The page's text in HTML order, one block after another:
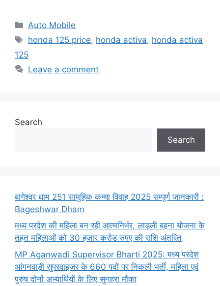
Categories
Auto Mobile
Tags
honda 125 price, honda activa, honda activa
125
Leave a comment
Search
Search
बागेश्वर धाम 251 सामूहिक कन्या विवाह 2025 सम्पूर्ण जानकारी :
Bageshwar Dham
मध्य प्रदेश की महिला बन रही आत्मनिर्भर, लाड़ली बहना योजना के
तहत महिलाओं को 30 हजार करोड रुपए की राशि अंतरित
MP Aganwadi Supervisor Bharti 2025: मध्य प्रदेश
आंगनवाड़ी सुपरवाइजर के 660 पदों पर निकली भर्ती, महिला एवं
पुरुष दोनों अभ्यार्थियों के लिए सुनहरा मौका